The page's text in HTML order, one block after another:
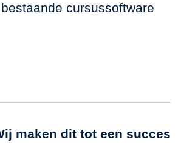
cursussoftware
maken dit tot een succes